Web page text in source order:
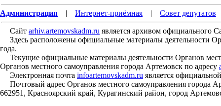
Администрация | Интернет-приёмная | Совет депутатов
Сайт arhiv.artemovskadm.ru является архивом официального
Здесь расположены официальные материалы деятельности
года.
Текущие официальные материалы деятельности Органов
Органов местного самоуправления города Артемовск по адресу
Электронная почта infoartemovskadm.ru является
Почтовый адрес Органов местного самоуправления города
662951, Красноярский край, Курагинский район, город